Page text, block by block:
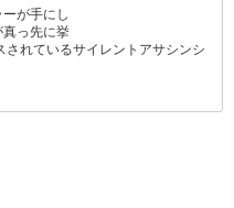
が手にし
っ先に挙
れているサイレントアサシンシ